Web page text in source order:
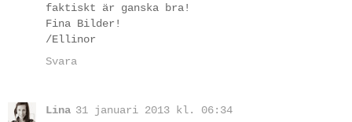
faktiskt är ganska bra!
Fina Bilder!
/Ellinor
Svara
Lina 31 januari 2013 kl. 06:34